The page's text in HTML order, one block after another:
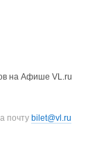
на Афише VL.ru
почту bilet@vl.ru